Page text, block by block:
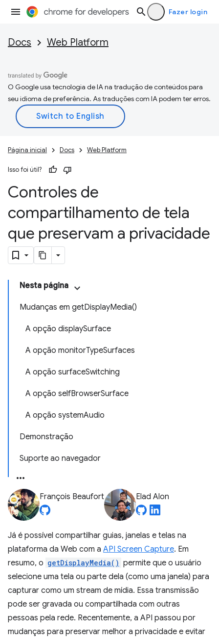
Fazer login
Docs Web Platform
O Google usa tecnologia de IA na tradução de conteúdos para
seu idioma de preferência. As traduções com IA podem ter erros.
Página inicial Docs Web Platform
Isso foi útil?
Controles de
compartilhamento de tela
que preservam a privacidade
Nesta página
Mudanças em getDisplayMedia()
A opção displaySurface
A opção monitorTypeSurfaces
A opção surfaceSwitching
A opção selfBrowserSurface
A opção systemAudio
Demonstração
Suporte ao navegador
François Beaufort Elad Alon
Já é possível compartilhar guias, janelas e telas na
plataforma da Web com a API Screen Capture. Em
resumo, o getDisplayMedia() permite que o usuário
selecione uma tela ou parte dela (como uma janela) para
capturar como um stream de mídia. Essa transmissão
pode ser gravada ou compartilhada com outras
pessoas pela rede. Recentemente, a API passou por
mudanças para preservar melhor a privacidade e evitar